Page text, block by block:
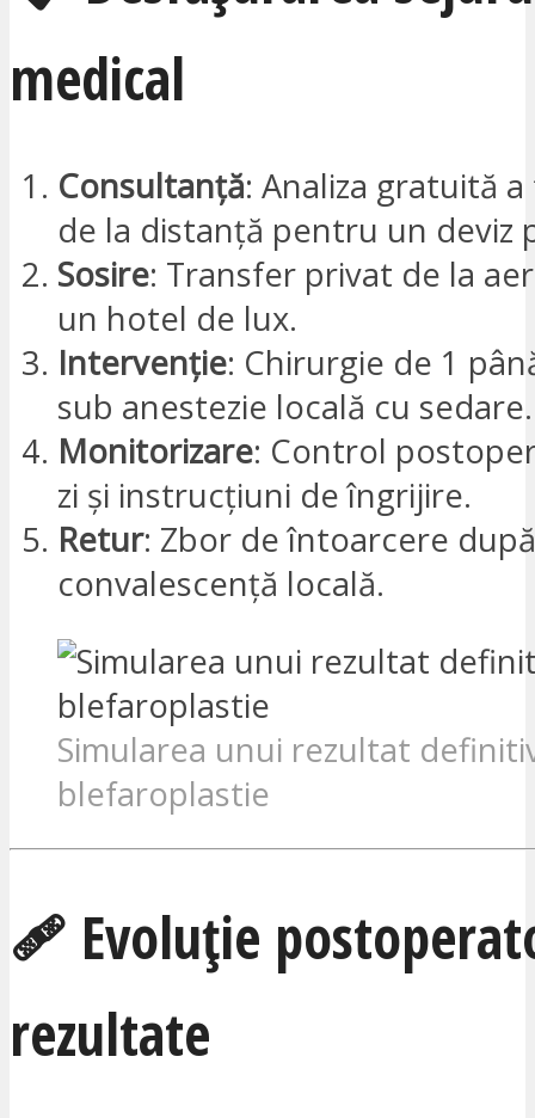
medical
Consultanță: Analiza gratuită
de la distanță pentru un deviz
Sosire: Transfer privat de la
un hotel de lux.
Intervenție: Chirurgie de 1
sub anestezie locală cu sedare.
Monitorizare: Control
zi și instrucțiuni de îngrijire.
Retur: Zbor de întoarcere
convalescență locală.
Simularea unui rezultat
blefaroplastie
🩹 Evoluție
rezultate